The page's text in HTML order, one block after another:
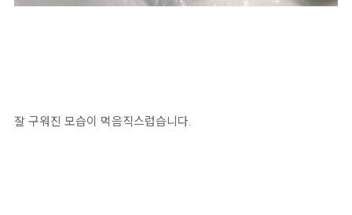
잘 구워진 모습이 먹음직스럽습니다.